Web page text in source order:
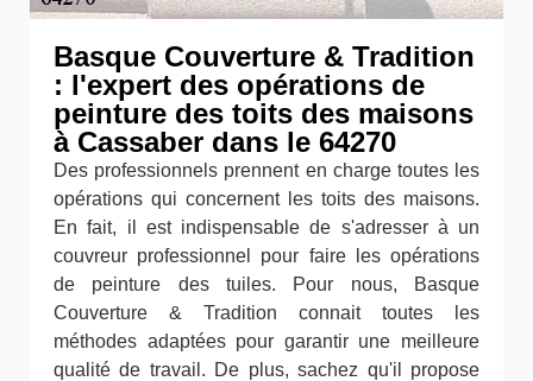
Basque Couverture & Tradition
: l'expert des opérations de
peinture des toits des maisons
à Cassaber dans le 64270
Des professionnels prennent en charge toutes les
opérations qui concernent les toits des maisons.
En fait, il est indispensable de s'adresser à un
couvreur professionnel pour faire les opérations
de peinture des tuiles. Pour nous, Basque
Couverture & Tradition connait toutes les
méthodes adaptées pour garantir une meilleure
qualité de travail. De plus, sachez qu'il propose